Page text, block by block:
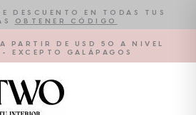
DESCUENTO EN TODAS TUS
OBTENER CÓDIGO
PARTIR DE USD 50 A NIVEL
EXCEPTO GALÁPAGOS